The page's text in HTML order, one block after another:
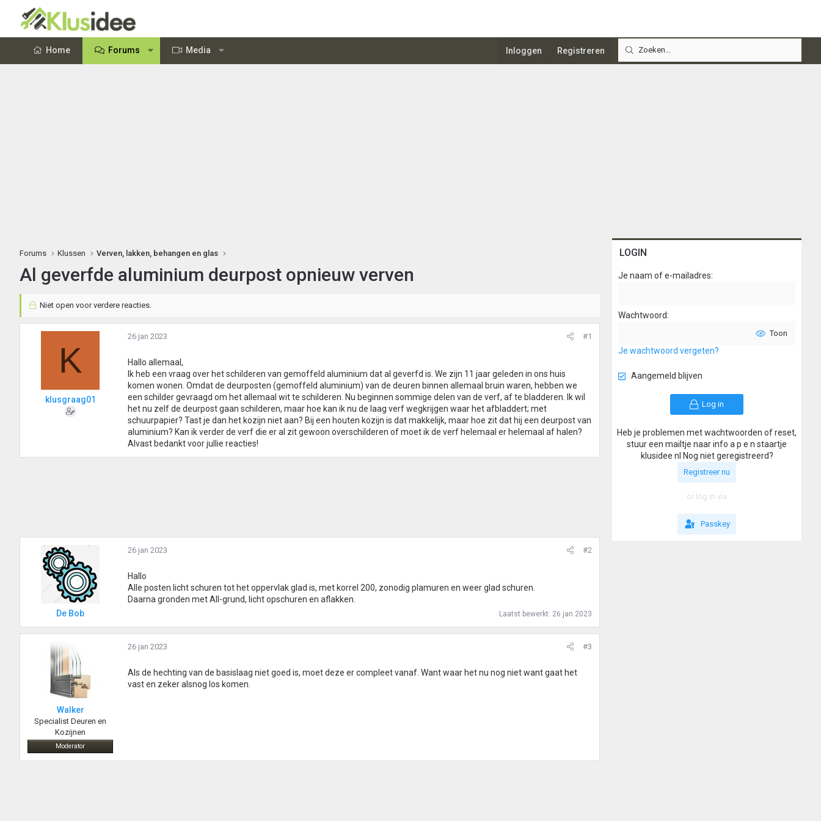
Home Forums Media Inloggen Registreren
Forums Klussen Verven, lakken, behangen en glas
Al geverfde aluminium deurpost opnieuw verven
Niet open voor verdere reacties.
K
klusgraag01
26 jan 2023 #1
Hallo allemaal,
Ik heb een vraag over het schilderen van gemoffeld aluminium dat al geverfd is. We zijn 11 jaar geleden in ons huis
komen wonen. Omdat de deurposten (gemoffeld aluminium) van de deuren binnen allemaal bruin waren, hebben we
een schilder gevraagd om het allemaal wit te schilderen. Nu beginnen sommige delen van de verf, af te bladderen. Ik wil
het nu zelf de deurpost gaan schilderen, maar hoe kan ik nu de laag verf wegkrijgen waar het afbladdert; met
schuurpapier? Tast je dan het kozijn niet aan? Bij een houten kozijn is dat makkelijk, maar hoe zit dat hij een deurpost van
aluminium? Kan ik verder de verf die er al zit gewoon overschilderen of moet ik de verf helemaal er helemaal af halen?
Alvast bedankt voor jullie reacties!
De Bob
26 jan 2023 #2
Hallo
Alle posten licht schuren tot het oppervlak glad is, met korrel 200, zonodig plamuren en weer glad schuren.
Daarna gronden met All-grund, licht opschuren en aflakken.
Laatst bewerkt: 26 jan 2023
Walker
Specialist Deuren en
Kozijnen
Moderator
26 jan 2023 #3
Als de hechting van de basislaag niet goed is, moet deze er compleet vanaf. Want waar het nu nog niet want gaat het
vast en zeker alsnog los komen.
LOGIN
Je naam of e-mailadres
Wachtwoord
Toon
Je wachtwoord vergeten?
Aangemeld blijven
Log in
Heb je problemen met wachtwoorden of reset,
stuur een mailtje naar info a p e n staartje
klusidee nl Nog niet geregistreerd?
Registreer nu
or log in via
Passkey